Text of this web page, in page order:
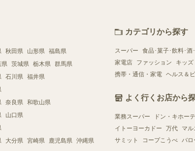
秋田県 山形県 福島県
県 茨城県 栃木県 群馬県
石川県 福井県
奈良県 和歌山県
山口県
大分県 宮崎県 鹿児島県 沖縄県
カテゴリから探す
スーパー 食品･菓子･飲料･酒
家電店
ファッション キッ
携帯・通信・家電 ヘルス＆
よく行くお店から
業務スーパー ドン・キホーテ
イトーヨーカドー
万代 マル
サミット
コープこうべ バロ